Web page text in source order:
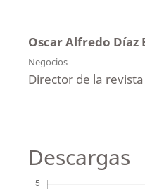
Oscar Alfredo Díaz
Negocios
Director de la
Descargas